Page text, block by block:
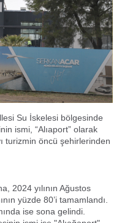
Su İskelesi bölgesinde
ismi, “Alıaport” olarak
turizmin öncü şehirlerinden
2024 yılının Ağustos
yüzde 80’i tamamlandı.
ise sona gelindi.